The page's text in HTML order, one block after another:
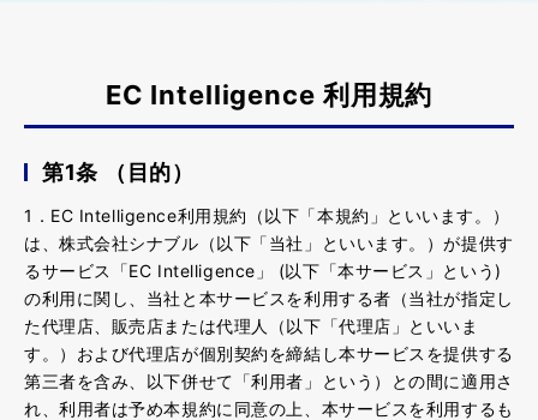
EC Intelligence 利用規約
第1条 （目的）
1．EC Intelligence利用規約（以下「本規約」といいます。）
は、株式会社シナブル（以下「当社」といいます。）が提供す
るサービス「EC Intelligence」 (以下「本サービス」という)
の利用に関し、当社と本サービスを利用する者（当社が指定し
た代理店、販売店または代理人（以下「代理店」といいま
す。）および代理店が個別契約を締結し本サービスを提供する
第三者を含み、以下併せて「利用者」という）との間に適用さ
れ、利用者は予め本規約に同意の上、本サービスを利用するも